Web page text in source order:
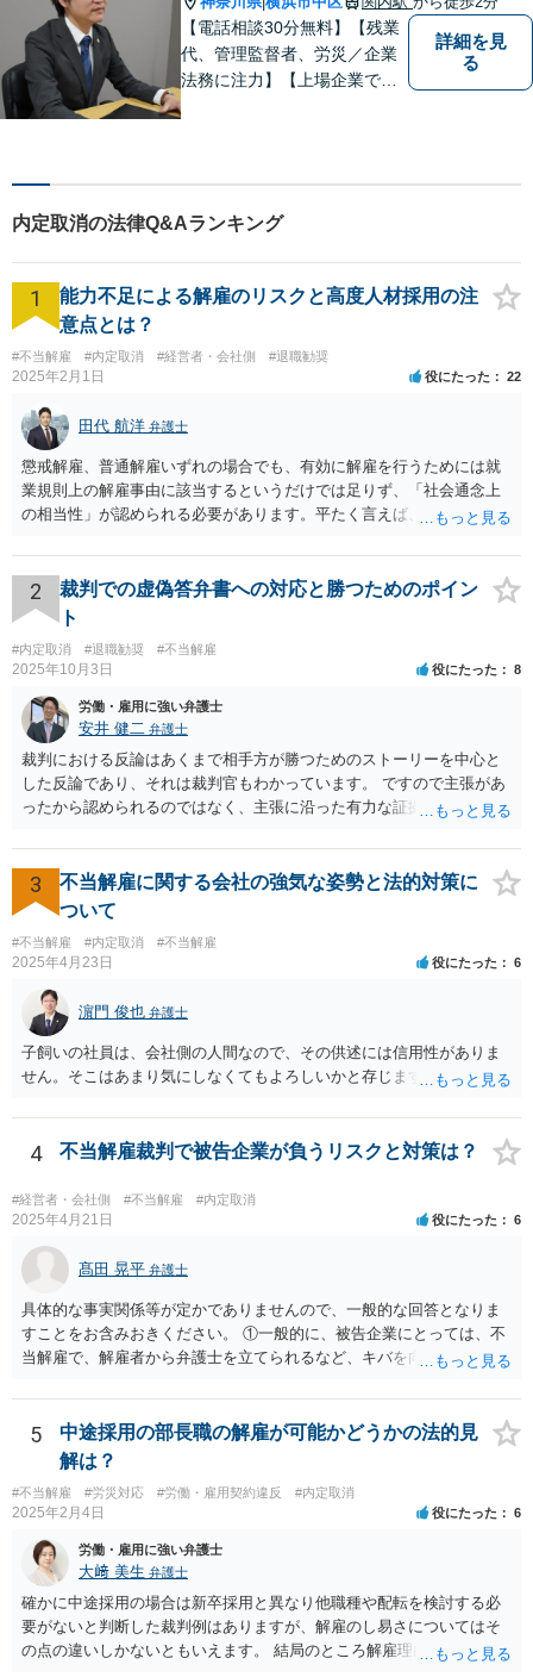
ください。
【電話相談30分無料】【残業
代、管理監督者、労災／企業
法務に注力】【上場企業で社
ート！メーカー・建築・教育
など幅広い業種への対応実績
あり！
詳細を見
る
内定取消の法律Q&Aランキング
1
能力不足による解雇のリスクと高度人材採用の注
意点とは？
#不当解雇 #内定取消 #経営者・会社側 #退職勧奨
2025年2月1日 役にたった 22
田代 航洋 弁護士
懲戒解雇、普通解雇いずれの場合でも、有効に解雇を行うためには就
業規則上の解雇事由に該当するというだけでは足りず、「社会通念上
の相当性」が認められる必要があります。平たく言えば、解雇の原因
れます。 日本の労働法上、解雇は非常にハードルが高いです。 解雇が
有効か無効かという点は能力不足の程度にもよりますが、顧問弁護士
の先生は具体的な事情を検討した上で能力不足の程度が解雇を有効と
するほどではないと判断されたのだと思います。 例えば、無断欠勤を
連続する、会社のお金を横領する等の場合には一発で解雇した場合で
も有効と判断されるケースも多いですが、たしかに能力不足のみの場
合はかなり解雇のハードルが高いと言わざるを得ません。 なお、懲戒
解雇の場合には、戒告、譴責、減給、出勤停止等解雇よりも軽い処分
を行い、改善を促したもののそれでも改善されない場合には解雇に踏
み切る等段階的に手順をい踏んだ場合は解雇が有効と判断される可能
性が高まります。 高度人材の中途社員だから直ちに解雇しやすいとい
うわけではありませんが、高度人材の中途社員の場合は雇用契約上、
相応に高い能力を求められているため能力不足か否かの判断が給与の
低い新卒の社員と比較すると厳格に判断される結果、解雇の有効性の
判断が比較的甘くなるという可能性はあると考えます。 もっとも、高
度人材の中途社員の場合でもやはり解雇のハードルは相応に高いもの
となります。 今回のようなリスクを避ける観点からは、会社側として
無期雇用契約ではなく有期雇用契約で募集する、試用期間付を設け
る、業務委託契約を検討するという方法もあり得るかと存じます。
（※業務委託契約を検討される場合は、運用面によっては実質的に雇
用契約関係であると判断されるリスクもありますので顧問弁護士の先
生にもご相談の上慎重にご判断ください。）
2
裁判での虚偽答弁書への対応と勝つためのポイン
ト
#内定取消 #退職勧奨 #不当解雇
2025年10月3日 役にたった 8
労働・雇用に強い弁護士
安井 健二 弁護士
裁判における反論はあくまで相手方が勝つためのストーリーを中心と
した反論であり、それは裁判官もわかっています。 ですので主張があ
ったから認められるのではなく、主張に沿った有力な証拠があるかど
で、あくまで証拠に基づいているか否かを念頭に読むことをお勧めし
ます。 あまり過敏に反応してしまうと、気疲れしてしまいます。 代理
人を信頼して自分の主張をきっちり提出してもらうことのほうが大事
ですので、いまの弁護士を信頼してコミュニケーションをとっていた
だければと思います。
3
不当解雇に関する会社の強気な姿勢と法的対策に
ついて
#不当解雇 #内定取消 #不当解雇
2025年4月23日 役にたった 6
濵門 俊也 弁護士
子飼いの社員は、会社側の人間なので、その供述には信用性がありま
せん。そこはあまり気にしなくてもよろしいかと存じます。
4 不当解雇裁判で被告企業が負うリスクと対策は？
#経営者・会社側 #不当解雇 #内定取消
2025年4月21日 役にたった 6
髙田 晃平 弁護士
具体的な事実関係等が定かでありませんので、一般的な回答となりま
すことをお含みおきください。 ①一般的に、被告企業にとっては、不
当解雇で、解雇者から弁護士を立てられるなど、キバを向けられるの
ついて専門的な知識、経験を有しておりますので、労働法規上の正当
な根拠がない場合に会社側の主張を通すのは難しくなる場合が多いか
と思われます。 もっとも、依頼者本人（労働者）の意向もあります
が、一定の落し所をもって交渉に当たることもあり、早期解決を実現
することも可能になる場合もあります。 弁護士を立てられたり裁判を
提起されると、会社側も弁護士に依頼して、長期的な対応が必要にな
り、最終的にはバックペイが生じるおそれもあるため、解雇を争われ
るのは、時間や費用の観点からも負担が大きいと思われます。 ②この
ように、ずるずると交渉を引き延ばしている間に、そのうち転職をす
るだろうと、社長なりに作戦を立てているようですが。このように復
職をさせないために、ずるずると交渉を引き延ばすのも作戦としてあ
りますか？ →労働者の資力との関係で、交渉や裁判を長期に行うこと
5
中途採用の部長職の解雇が可能かどうかの法的見
解は？
#不当解雇 #労災対応 #労働・雇用契約違反 #内定取消
2025年2月4日 役にたった 6
労働・雇用に強い弁護士
大﨑 美生 弁護士
確かに中途採用の場合は新卒採用と異なり他職種や配転を検討する必
要がないと判断した裁判例はありますが、解雇のし易さについてはそ
の点の違いしかないともいえます。 結局のところ解雇理由が認められ